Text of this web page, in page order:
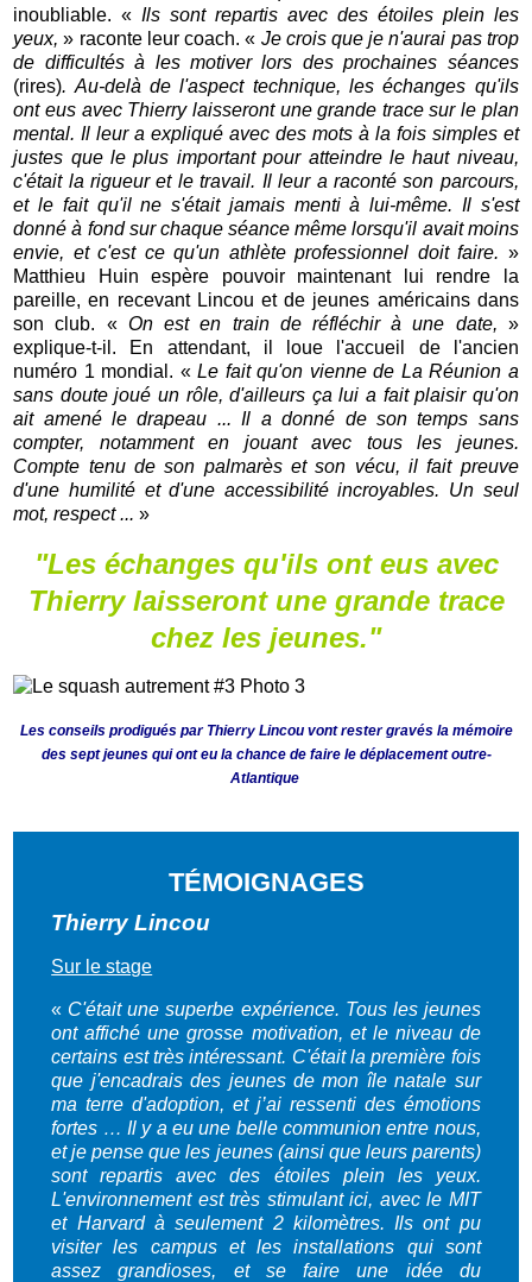
inoubliable. «Ils sont repartis avec des étoiles plein les
yeux,» raconte leur coach. « Je crois que je n'aurai pas trop
de difficultés à les motiver lors des prochaines séances
(rires). Au-delà de l'aspect technique, les échanges qu'ils
ont eus avec Thierry laisseront une grande trace sur le plan
mental. Il leur a expliqué avec des mots à la fois simples et
justes que le plus important pour atteindre le haut niveau,
c'était la rigueur et le travail. Il leur a raconté son parcours,
et le fait qu'il ne s'était jamais menti à lui-même. Il s'est
donné à fond sur chaque séance même lorsqu'il avait moins
envie, et c'est ce qu'un athlète professionnel doit faire. »
Matthieu Huin espère pouvoir maintenant lui rendre la
pareille, en recevant Lincou et de jeunes américains dans
son club. « On est en train de réfléchir à une date, »
explique-t-il. En attendant, il loue l'accueil de l'ancien
numéro 1 mondial. «Le fait qu'on vienne de La Réunion a
sans doute joué un rôle, d'ailleurs ça lui a fait plaisir qu'on
ait amené le drapeau ... Il a donné de son temps sans
compter, notamment en jouant avec tous les jeunes.
Compte tenu de son palmarès et son vécu, il fait preuve
d'une humilité et d'une accessibilité incroyables. Un seul
mot, respect ... »
"Les échanges qu'ils ont eus avec
Thierry laisseront une grande trace
chez les jeunes."
Les conseils prodigués par Thierry Lincou vont rester gravés la mémoire
des sept jeunes qui ont eu la chance de faire le déplacement outre-
Atlantique
TÉMOIGNAGES
Thierry Lincou
Sur le stage
« C'était une superbe expérience. Tous les jeunes
ont affiché une grosse motivation, et le niveau de
certains est très intéressant. C'était la première fois
que j'encadrais des jeunes de mon île natale sur
ma terre d'adoption, et j’ai ressenti des émotions
fortes … Il y a eu une belle communion entre nous,
et je pense que les jeunes (ainsi que leurs parents)
sont repartis avec des étoiles plein les yeux.
L'environnement est très stimulant ici, avec le MIT
et Harvard à seulement 2 kilomètres. Ils ont pu
visiter les campus et les installations qui sont
assez grandioses, et se faire une idée du